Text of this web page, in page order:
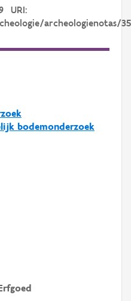
URI:
archeologienotas/
bodemonderzoek